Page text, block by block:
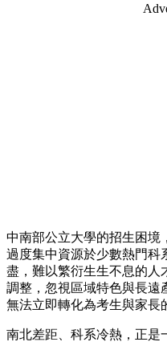
中南部公立大學的招生困境
過度集中資源於少數熱門科
盡，難以繁衍生生不息的人
調整，忽視區域特色與長遠
無法立即轉化為考生與家長
南北差距、科系冷熱，正